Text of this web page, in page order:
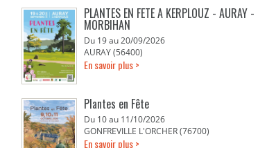
PLANTES EN FETE A KERPLOUZ - AURAY -
MORBIHAN
Du 19 au 20/09/2026
AURAY (56400)
En savoir plus >
Plantes en Fête
Du 10 au 11/10/2026
GONFREVILLE L'ORCHER (76700)
En savoir plus >